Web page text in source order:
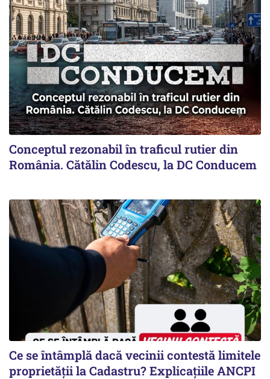
Conceptul rezonabil în traficul rutier din
România. Cătălin Codescu, la DC Conducem
Ce se întâmplă dacă vecinii contestă limitele
proprietății la Cadastru? Explicațiile ANCPI